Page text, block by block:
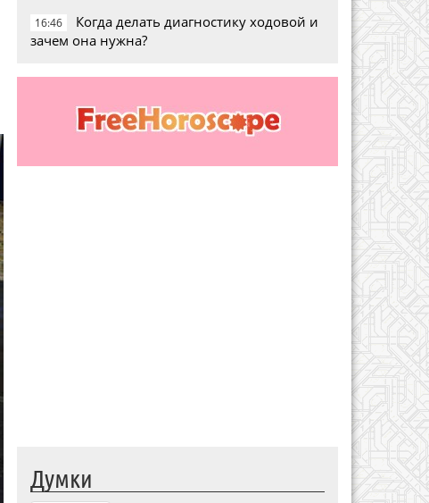
16:46
Когда делать диагностику ходовой и
зачем она нужна?
Думки